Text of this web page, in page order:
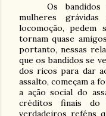
Os
mulheres
locomoção, pedem
tornam quase
portanto, nessas
que os bandidos se
dos ricos para dar
assalto, começam a
a ação social do
créditos finais do
verdadeiros reféns